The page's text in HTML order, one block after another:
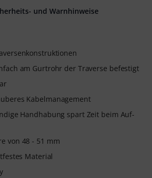
am Gurtrohr der Traverse befestigt
Kabelmanagement
Handhabung spart Zeit beim Auf-
von 48 - 51 mm
Material
und Warnhinweise